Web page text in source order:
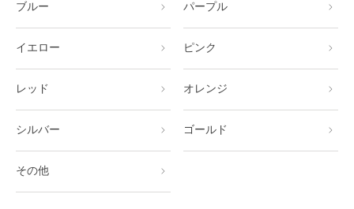
ブルー パープル
イエロー ピンク
レッド オレンジ
シルバー ゴールド
その他